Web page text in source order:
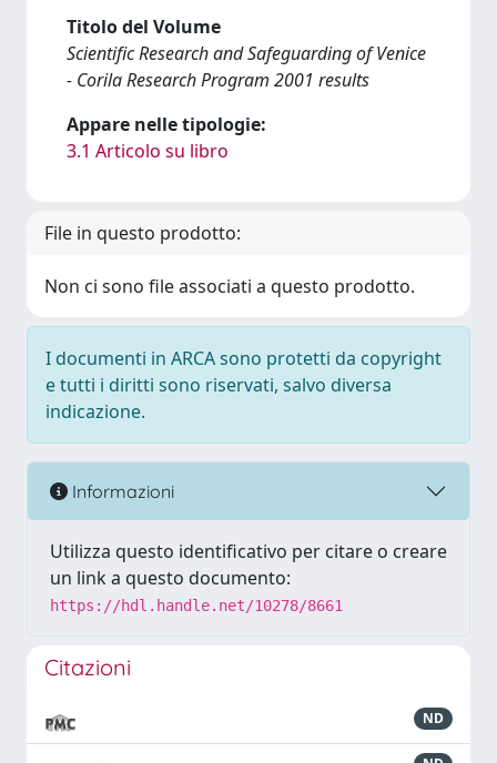
Titolo del Volume
Scientific Research and Safeguarding of Venice
- Corila Research Program 2001 results
Appare nelle tipologie:
3.1 Articolo su libro
File in questo prodotto:
Non ci sono file associati a questo prodotto.
I documenti in ARCA sono protetti da copyright
e tutti i diritti sono riservati, salvo diversa
indicazione.
Informazioni
Utilizza questo identificativo per citare o creare
un link a questo documento:
https://hdl.handle.net/10278/8661
Citazioni
ND